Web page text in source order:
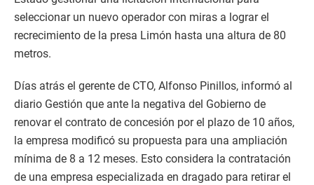
seleccionar un nuevo operador con miras a lograr el
recrecimiento de la presa Limón hasta una altura de 80
metros.
Días atrás el gerente de CTO, Alfonso Pinillos, informó al
diario Gestión que ante la negativa del Gobierno de
renovar el contrato de concesión por el plazo de 10 años,
la empresa modificó su propuesta para una ampliación
mínima de 8 a 12 meses. Esto considera la contratación
de una empresa especializada en dragado para retirar el